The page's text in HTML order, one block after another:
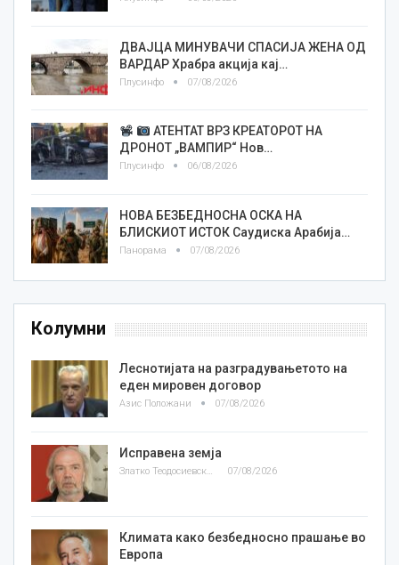
ДВАЈЦА МИНУВАЧИ СПАСИЈА ЖЕНА ОД
ВАРДАР Храбра акција кај…
Плусинфо 07/08/2026
АТЕНТАТ ВРЗ КРЕАТОРОТ НА
ДРОНОТ „ВАМПИР“ Нов…
Плусинфо 06/08/2026
НОВА БЕЗБЕДНОСНА ОСКА НА
БЛИСКИОТ ИСТОК Саудиска Арабија…
Панорама 07/08/2026
Колумни
Леснотијата на разградувањетото на
еден мировен договор
Азис Положани 07/08/2026
Исправена земја
Златко Теодосиевски 07/08/2026
Климата како безбедносно прашање во
Европа